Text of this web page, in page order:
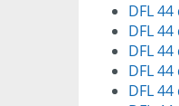
DFL
DFL
DFL
DFL
DFL